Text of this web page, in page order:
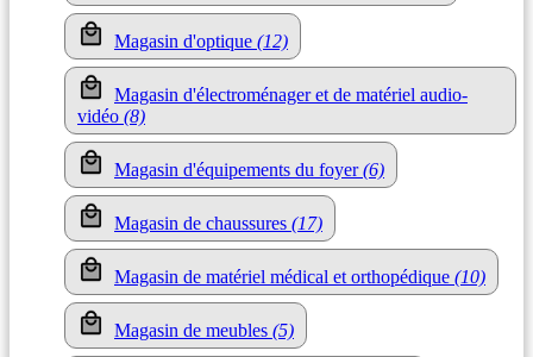
Magasin d'optique (12)
Magasin d'électroménager et de matériel audio-
vidéo (8)
Magasin d'équipements du foyer(6)
Magasin de chaussures (17)
Magasin de matériel médical et orthopédique (10)
Magasin de meubles (5)